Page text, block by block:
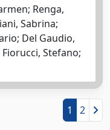
Renga,
Sabrina;
Del Gaudio,
Stefano;
1 2